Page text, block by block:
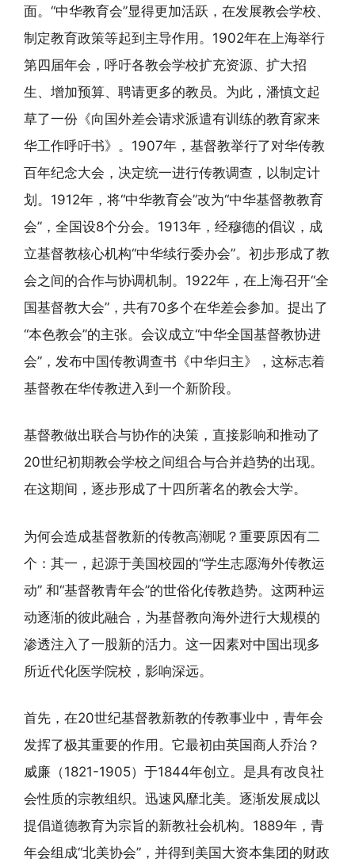
面。“中华教育会”显得更加活跃，在发展教会学校、
制定教育政策等起到主导作用。1902年在上海举行
第四届年会，呼吁各教会学校扩充资源、扩大招
生、增加预算、聘请更多的教员。为此，潘慎文起
草了一份《向国外差会请求派遣有训练的教育家来
华工作呼吁书》。1907年，基督教举行了对华传教
百年纪念大会，决定统一进行传教调查，以制定计
划。1912年，将“中华教育会”改为“中华基督教教育
会”，全国设8个分会。1913年，经穆德的倡议，成
立基督教核心机构“中华续行委办会”。初步形成了教
会之间的合作与协调机制。1922年，在上海召开“全
国基督教大会”，共有70多个在华差会参加。提出了
“本色教会”的主张。会议成立“中华全国基督教协进
会”，发布中国传教调查书《中华归主》，这标志着
基督教在华传教进入到一个新阶段。
基督教做出联合与协作的决策，直接影响和推动了
20世纪初期教会学校之间组合与合并趋势的出现。
在这期间，逐步形成了十四所著名的教会大学。
为何会造成基督教新的传教高潮呢？重要原因有二
个：其一，起源于美国校园的“学生志愿海外传教运
动” 和“基督教青年会”的世俗化传教趋势。这两种运
动逐渐的彼此融合，为基督教向海外进行大规模的
渗透注入了一股新的活力。这一因素对中国出现多
所近代化医学院校，影响深远。
首先，在20世纪基督教新教的传教事业中，青年会
发挥了极其重要的作用。它最初由英国商人乔治？
威廉（1821-1905）于1844年创立。是具有改良社
会性质的宗教组织。迅速风靡北美。逐渐发展成以
提倡道德教育为宗旨的新教社会机构。1889年，青
年会组成“北美协会”，并得到美国大资本集团的财政